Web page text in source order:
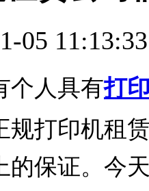
05
个人具有打
规打印机租
的保证。今